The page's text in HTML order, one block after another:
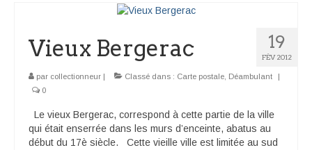
19
FÉV 2012
Vieux Bergerac
par collectionneur | Classé dans : Carte postale Déambulant
|
0
Le vieux Bergerac, correspond à cette partie de la ville
qui était enserrée dans les murs d’enceinte, abatus au
début du 17è siècle. Cette vieille ville est limitée au sud